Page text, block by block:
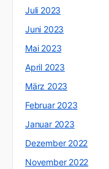
Juli 2023
Juni 2023
Mai 2023
April 2023
März 2023
Februar 2023
Januar 2023
Dezember 2022
November 2022